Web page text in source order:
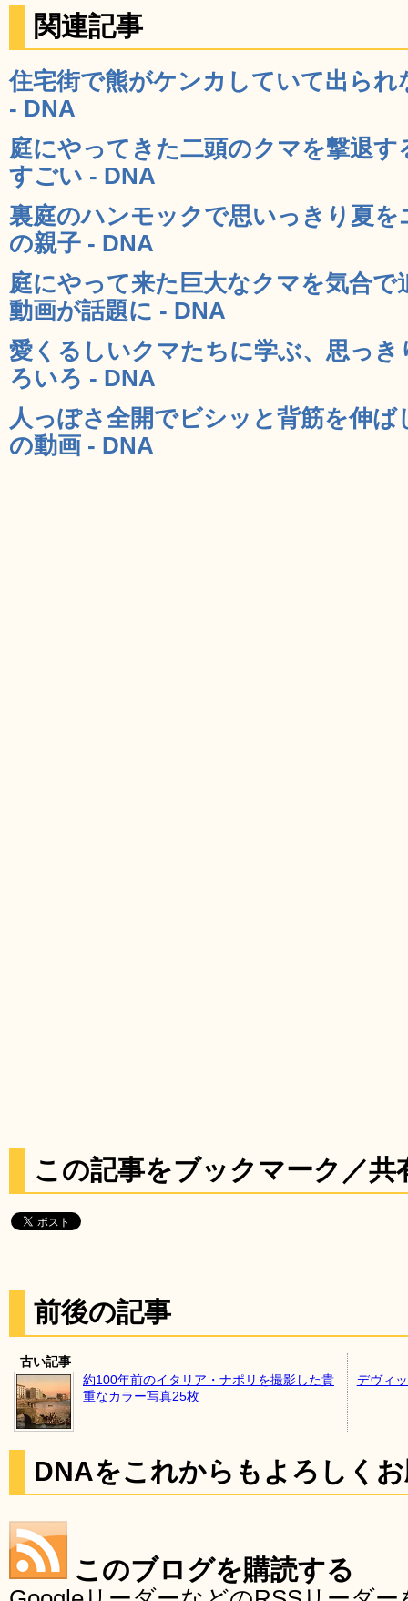
関連記事
住宅街で熊がケンカしていて出ら
- DNA
庭にやってきた二頭のクマを撃退
すごい - DNA
裏庭のハンモックで思いっきり夏
の親子 - DNA
庭にやって来た巨大なクマを気合
動画が話題に - DNA
愛くるしいクマたちに学ぶ、思っ
ろいろ - DNA
人っぽさ全開でビシッと背筋を伸
の動画 - DNA
この記事をブックマーク／共
前後の記事
古い記事
約100年前のイタリア・ナポリを撮影した貴
重なカラー写真25枚
デヴィ
DNAをこれからもよろしく
このブログを購読する